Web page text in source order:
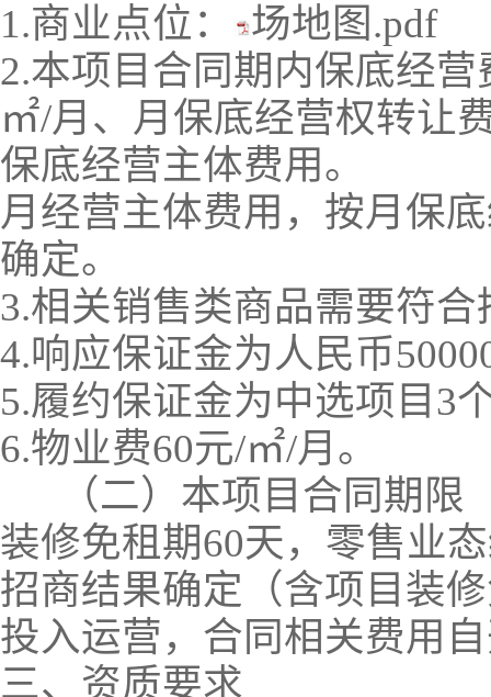
1.商业点位：
场地图.pdf
2.本项目合同期内保底经
㎡/月、月保底经营权转让
保底经营主体费用。
月经营主体费用，按月保
确定。
3.相关销售类商品需要符
4.响应保证金为人民币
5.履约保证金为中选项目3
6.物业费60元/㎡/月。
（二）本项目合同期限
装修免租期60天，零售业
招商结果确定（含项目装
投入运营，合同相关费用
三、资质要求